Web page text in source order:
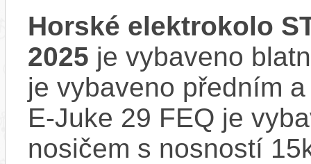
Horské elektrokolo
2025 je vybaveno
je vybaveno předním
E-Juke 29 FEQ je
nosičem s nosností